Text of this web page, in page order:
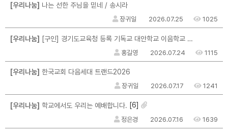
[우리나눔] 나는 선한 주님을 믿네 / 송시라
장귀일 2026.07.25 1025
[우리나눔] [구인] 경기도교육청 등록 기독교 대안학교 이음학교 교직원 채용 공고
홍길영 2026.07.24 1115
[우리나눔] 한국교회 다음세대 트랜드2026
장귀일 2026.07.17 1241
[우리나눔] 학교에서도 우리는 예배합니다. [6]
정은경 2026.07.16 1639